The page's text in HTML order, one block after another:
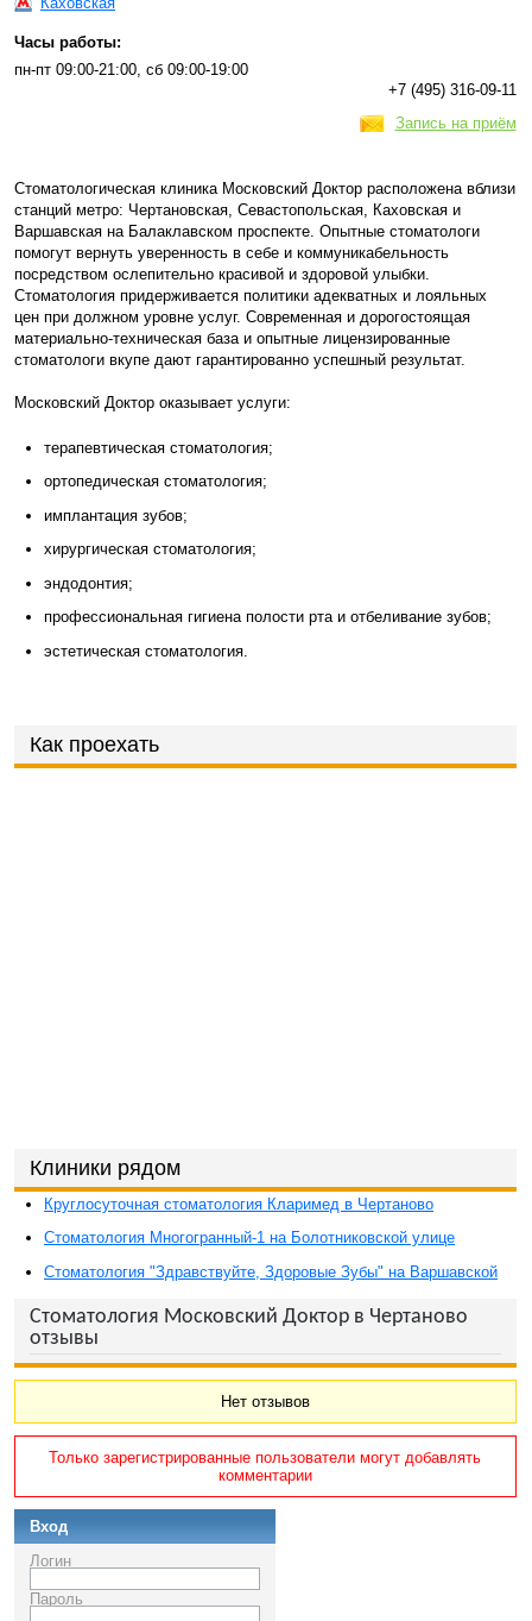
Часы работы:
пн-пт 09:00-21:00, сб 09:00-19:00
+7 (495) 316-09-11
Запись на приём
Стоматологическая клиника Московский Доктор расположена вблизи
станций метро: Чертановская, Севастопольская, Каховская и
Варшавская на Балаклавском проспекте. Опытные стоматологи
помогут вернуть уверенность в себе и коммуникабельность
посредством ослепительно красивой и здоровой улыбки.
Стоматология придерживается политики адекватных и лояльных
цен при должном уровне услуг. Современная и дорогостоящая
материально-техническая база и опытные лицензированные
стоматологи вкупе дают гарантированно успешный результат.
Московский Доктор оказывает услуги:
терапевтическая стоматология;
ортопедическая стоматология;
имплантация зубов;
хирургическая стоматология;
эндодонтия;
профессиональная гигиена полости рта и отбеливание зубов;
эстетическая стоматология.
Как проехать
Клиники рядом
Круглосуточная стоматология Кларимед в Чертаново
Стоматология Многогранный-1 на Болотниковской улице
Стоматология "Здравствуйте, Здоровые Зубы" на Варшавской
Стоматология Московский Доктор в Чертаново
отзывы
Нет отзывов
Только зарегистрированные пользователи могут добавлять
комментарии
Вход
Логин
Пароль